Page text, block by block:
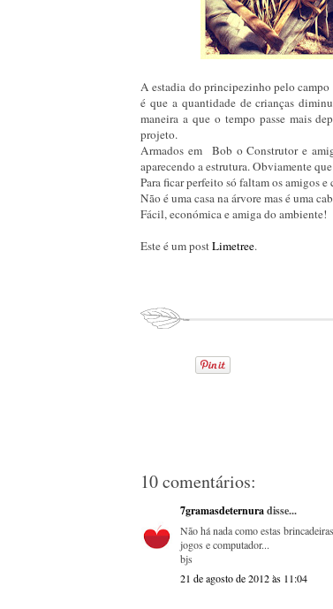
A estadia do principezinho pelo campo
é que a quantidade de crianças
maneira a que o tempo passe mais
projeto.
Armados em Bob o Construtor e
aparecendo a estrutura. Obviamente
Para ficar perfeito só faltam os amigos
Não é uma casa na árvore mas é uma
Fácil, económica e amiga do ambiente!
Este é um postLimetree.
10 comentários:
7gramasdeternuradisse...
Não há nada como estas
jogos e computador...
bjs
21 de agosto de 2012 às 11:04